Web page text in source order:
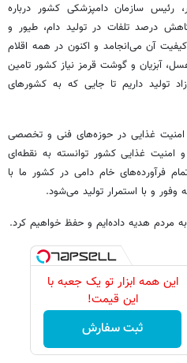
رئیس سازمان دامپزشکی کشور درباره
درصد تلفات در تولید دام، طیور و
آن می‌انجامد و اکنون در همه اقلام
آبزیان و گوشت قرمز نیاز کشور تامین
تولید داریم تا جایی که به کشورهای
امنیت غذایی در حوزه‌های فنی و تخصصی
امنیت غذایی کشور توانسته به نقطه‌ای
فرآورده‌های خام دامی در کشور ما با
وفور و با استمرار تولید می‌شود.
مردم هدیه داده‌ایم و حفظ خواهیم کرد.
این همه ابزار تو یک جعبه با
این قیمت!
ثبت سفارش